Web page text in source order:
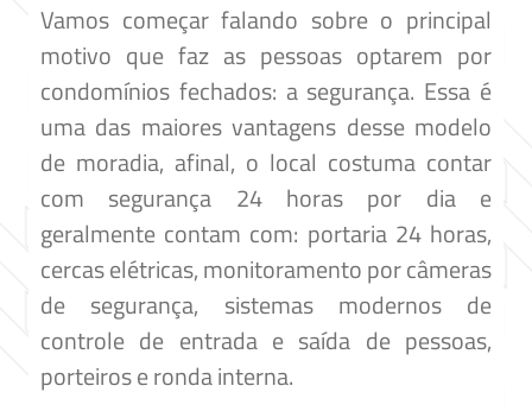
Vamos começar falando sobre o principal
motivo que faz as pessoas optarem por
condomínios fechados: a segurança. Essa é
uma das maiores vantagens desse modelo
de moradia, afinal, o local costuma contar
com segurança 24 horas por dia e
geralmente contam com: portaria 24 horas,
cercas elétricas, monitoramento por câmeras
de segurança, sistemas modernos de
controle de entrada e saída de pessoas,
porteiros e ronda interna.